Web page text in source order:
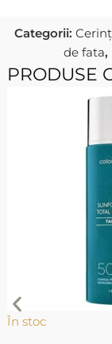
Categorii:
de fata,
PRODUSE
În stoc